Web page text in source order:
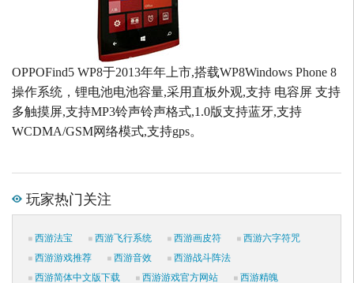
OPPOFind5 WP8于2013年年上市,搭载WP8Windows Phone 8
操作系统，锂电池电池容量,采用直板外观,支持 电容屏 支持
多触摸屏,支持MP3铃声铃声格式,1.0版支持蓝牙,支持
WCDMA/GSM网络模式,支持gps。
玩家热门关注
西游法宝 西游飞行系统 西游画皮符
西游六字符咒
西游游戏推荐
西游音效
西游战斗阵法
西游简体中文版下载
西游游戏官方网站
西游精魄